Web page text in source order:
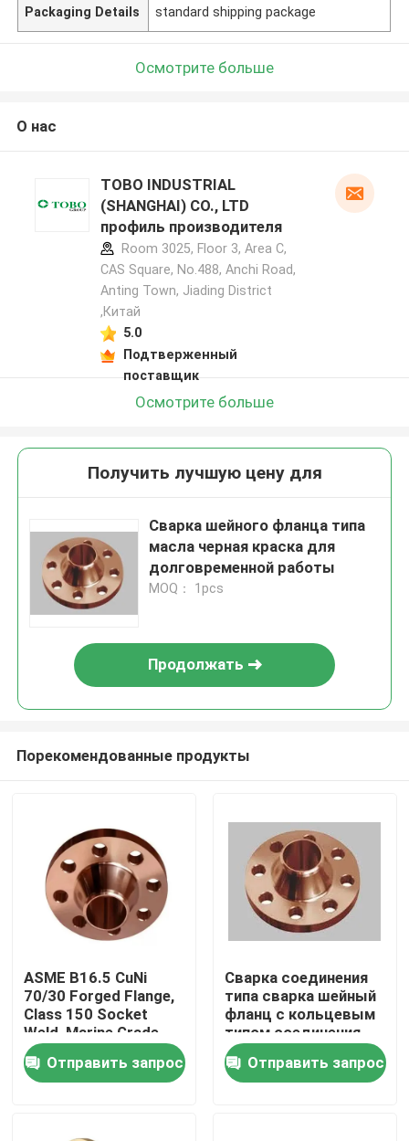
Дом
Товары
О нас
Packaging Details standard shipping package
Осмотрите больше
О нас
TOBO INDUSTRIAL
(SHANGHAI) CO., LTD
профиль производителя
Room 3025, Floor 3, Area C,
CAS Square, No.488, Anchi Road,
Anting Town, Jiading District
,Китай
5.0
Подтверженный
поставщик
Осмотрите больше
Получить лучшую цену для
Сварка шейного фланца типа
масла черная краска для
долговременной работы
MOQ： 1pcs
Продолжать
Порекомендованные продукты
ASME B16.5 CuNi
70/30 Forged Flange,
Class 150 Socket
Weld, Marine Grade
SWRF
Отправить запрос
Сварка соединения
типа сварка шейный
фланц с кольцевым
типом соединения
лица
Отправить запрос